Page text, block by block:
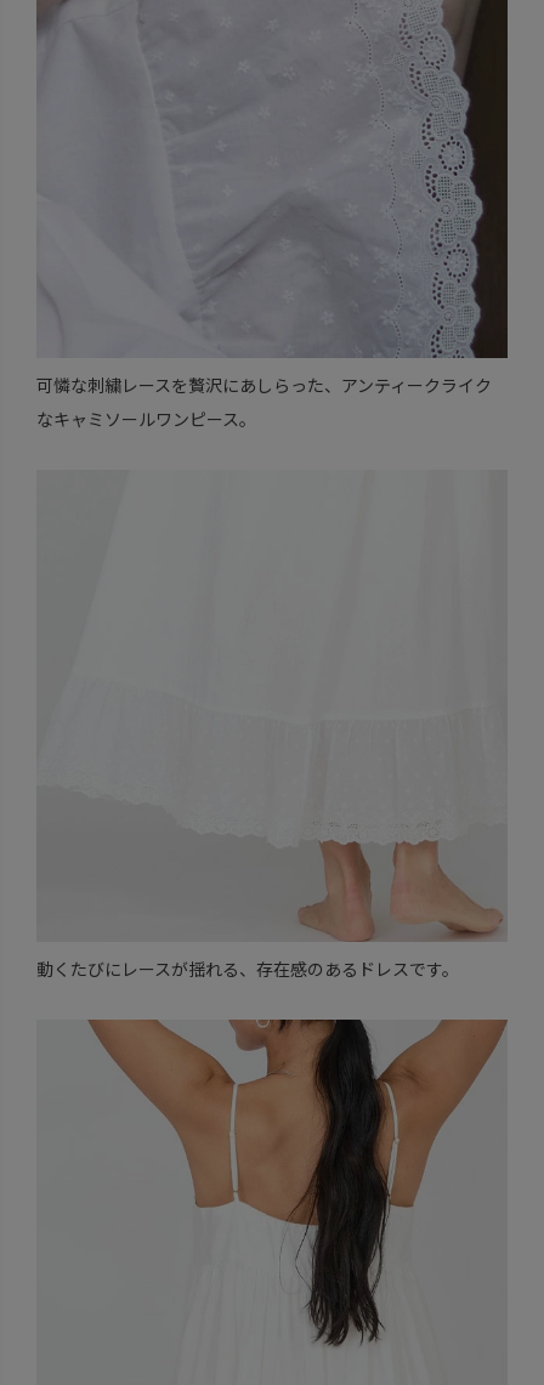
可憐な刺繍レースを贅沢にあしらった、アンティークライク
なキャミソールワンピース。
動くたびにレースが揺れる、存在感のあるドレスです。